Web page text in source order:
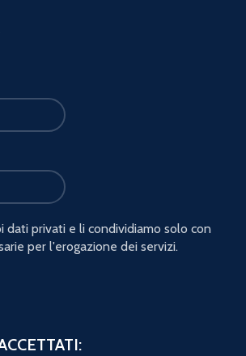
dati privati e li condividiamo solo con
per l'erogazione dei servizi.